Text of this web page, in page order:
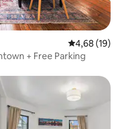
Évaluation
4,68 (19)
+ Free Parking